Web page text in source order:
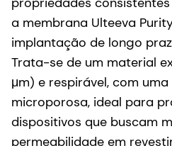
microporosa, ideal para
dispositivos que buscam
permeabilidade em
outras aplicações.
A membrana Ulteeva
estabilidade dimensional
dispositivos implantáveis